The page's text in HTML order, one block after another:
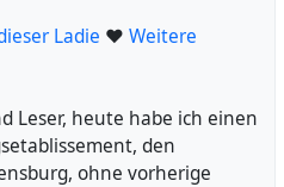
Analverkehr, den ich für
Wahl der Dame
war eher sanft und erhielt
leider kein Thema für sie,
fand, aber da es mir
Ladie ❤ Weitere
Leser, heute habe ich einen
den
ohne vorherige